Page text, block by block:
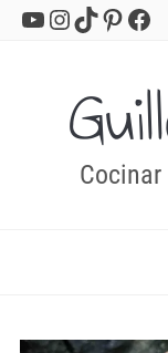
YouTube
Instagram
TikTok